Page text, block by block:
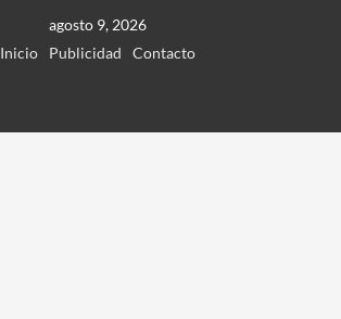
agosto 9, 2026
Inicio
Publicidad
Contacto